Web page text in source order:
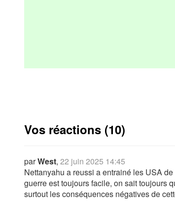
Vos réactions (10)
parWest, 22 juin 2025 14:45
Nettanyahu a reussi a entrainé les USA
guerre est toujours facile, on sait toujours
surtout les conséquences négatives de